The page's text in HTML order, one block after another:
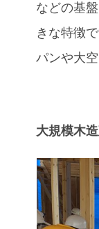
などの基盤
きな特徴で
パンや大
大規模木